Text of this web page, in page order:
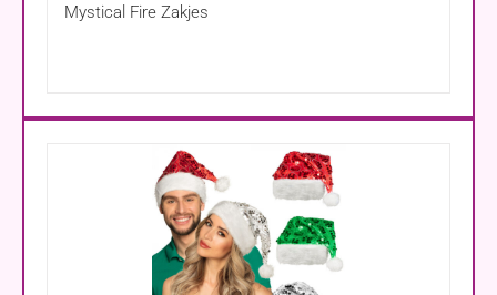
Mystical Fire Zakjes